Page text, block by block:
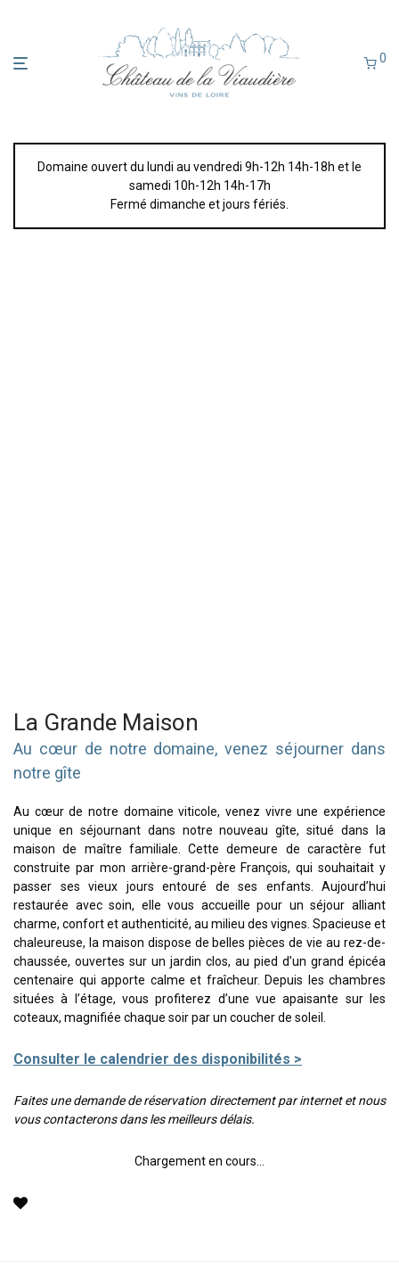
0
Domaine ouvert du lundi au vendredi 9h-12h 14h-18h et le
samedi 10h-12h 14h-17h
Fermé dimanche et jours fériés.
La Grande Maison
Au cœur de notre domaine, venez séjourner dans
notre gîte
Au cœur de notre domaine viticole, venez vivre une expérience
unique en séjournant dans notre nouveau gîte, situé dans la
maison de maître familiale. Cette demeure de caractère fut
construite par mon arrière-grand-père François, qui souhaitait y
passer ses vieux jours entouré de ses enfants. Aujourd’hui
restaurée avec soin, elle vous accueille pour un séjour alliant
charme, confort et authenticité, au milieu des vignes. Spacieuse et
chaleureuse, la maison dispose de belles pièces de vie au rez-de-
chaussée, ouvertes sur un jardin clos, au pied d’un grand épicéa
centenaire qui apporte calme et fraîcheur. Depuis les chambres
situées à l’étage, vous profiterez d’une vue apaisante sur les
coteaux, magnifiée chaque soir par un coucher de soleil.
Consulter le calendrier des disponibilités >
Faites une demande de réservation directement par internet et nous
vous contacterons dans les meilleurs délais.
Chargement en cours...